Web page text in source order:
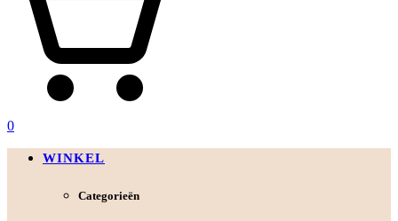
0
WINKEL
Categorieën